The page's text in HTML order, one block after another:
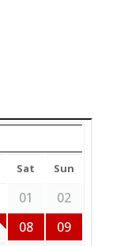
Sat Sun
01
02
08
09